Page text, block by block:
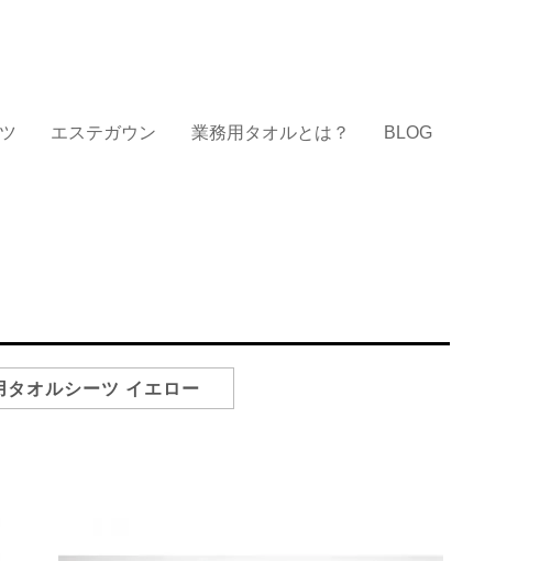
エステガウン 業務用タオルとは？ BLOG
タオルシーツ イエロー